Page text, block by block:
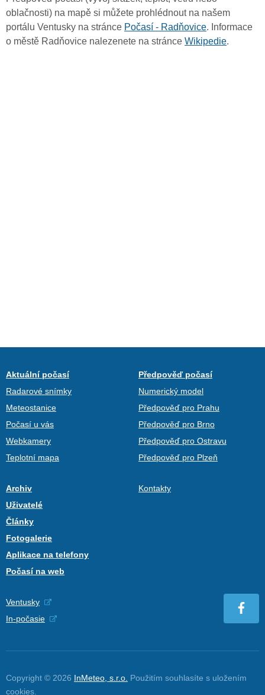
oblačnosti) na mapě si můžete prohlédnout na našem
portálu Ventusky na stránce Počasí - Radňovice. Informace
o městě Radňovice nalezenete na stránce Wikipedie.
Aktuální počasí
Radarové snímky
Meteostanice
Počasí u vás
Webkamery
Teplotní mapa
Předpověď počasí
Numerický model
Předpověď pro Prahu
Předpověď pro Brno
Předpověď pro Ostravu
Předpověď pro Plzeň
Archiv
Uživatelé
Články
Fotogalerie
Aplikace na telefony
Počasí na web
Kontakty
Ventusky
In-počasie
Copyright © 2026 InMeteo, s.r.o. Použitím souhlasíte s uložením
cookies